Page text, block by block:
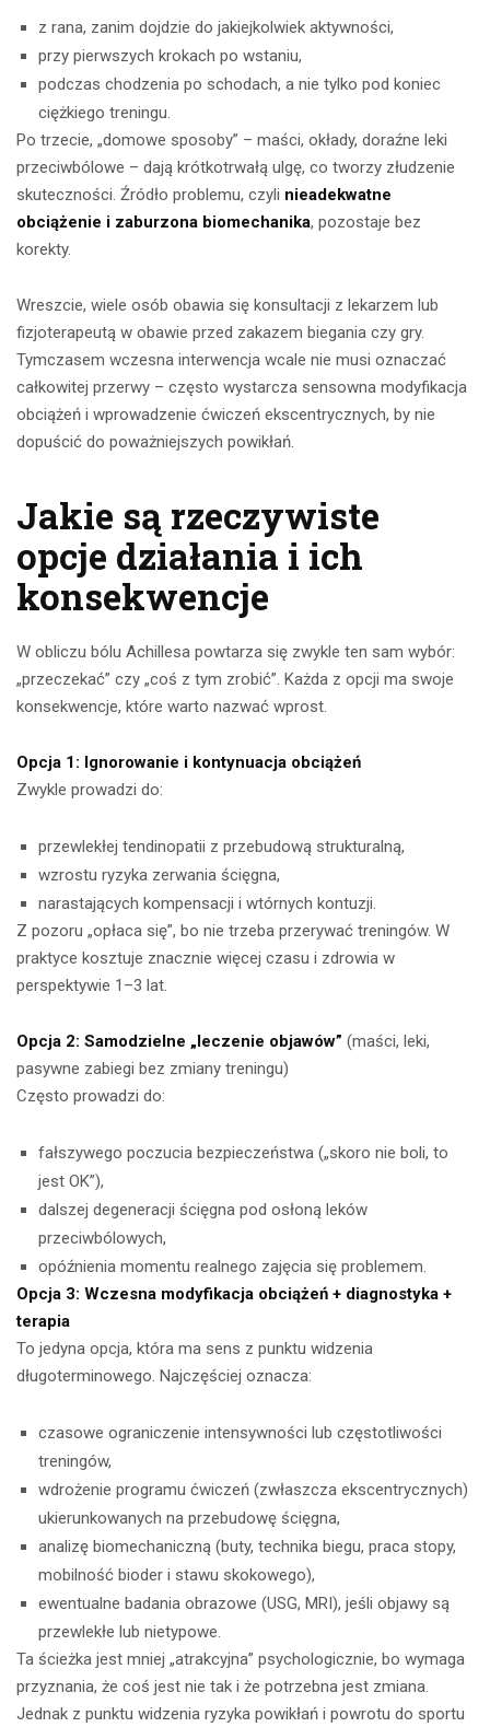
z rana, zanim dojdzie do jakiejkolwiek aktywności,
przy pierwszych krokach po wstaniu,
podczas chodzenia po schodach, a nie tylko pod koniec
ciężkiego treningu.
Po trzecie, „domowe sposoby” – maści, okłady, doraźne leki
przeciwbólowe – dają krótkotrwałą ulgę, co tworzy złudzenie
skuteczności. Źródło problemu, czyli nieadekwatne
obciążenie i zaburzona biomechanika, pozostaje bez
korekty.
Wreszcie, wiele osób obawia się konsultacji z lekarzem lub
fizjoterapeutą w obawie przed zakazem biegania czy gry.
Tymczasem wczesna interwencja wcale nie musi oznaczać
całkowitej przerwy – często wystarcza sensowna modyfikacja
obciążeń i wprowadzenie ćwiczeń ekscentrycznych, by nie
dopuścić do poważniejszych powikłań.
Jakie są rzeczywiste
opcje działania i ich
konsekwencje
W obliczu bólu Achillesa powtarza się zwykle ten sam wybór:
„przeczekać” czy „coś z tym zrobić”. Każda z opcji ma swoje
konsekwencje, które warto nazwać wprost.
Opcja 1: Ignorowanie i kontynuacja obciążeń
Zwykle prowadzi do:
przewlekłej tendinopatii z przebudową strukturalną,
wzrostu ryzyka zerwania ścięgna,
narastających kompensacji i wtórnych kontuzji.
Z pozoru „opłaca się”, bo nie trzeba przerywać treningów. W
praktyce kosztuje znacznie więcej czasu i zdrowia w
perspektywie 1–3 lat.
Opcja 2: Samodzielne „leczenie objawów” (maści, leki,
pasywne zabiegi bez zmiany treningu)
Często prowadzi do:
fałszywego poczucia bezpieczeństwa („skoro nie boli, to
jest OK”),
dalszej degeneracji ścięgna pod osłoną leków
przeciwbólowych,
opóźnienia momentu realnego zajęcia się problemem.
Opcja 3: Wczesna modyfikacja obciążeń + diagnostyka +
terapia
To jedyna opcja, która ma sens z punktu widzenia
długoterminowego. Najczęściej oznacza:
czasowe ograniczenie intensywności lub częstotliwości
treningów,
wdrożenie programu ćwiczeń (zwłaszcza ekscentrycznych)
ukierunkowanych na przebudowę ścięgna,
analizę biomechaniczną (buty, technika biegu, praca stopy,
mobilność bioder i stawu skokowego),
ewentualne badania obrazowe (USG, MRI), jeśli objawy są
przewlekłe lub nietypowe.
Ta ścieżka jest mniej „atrakcyjna” psychologicznie, bo wymaga
przyznania, że coś jest nie tak i że potrzebna jest zmiana.
Jednak z punktu widzenia ryzyka powikłań i powrotu do sportu